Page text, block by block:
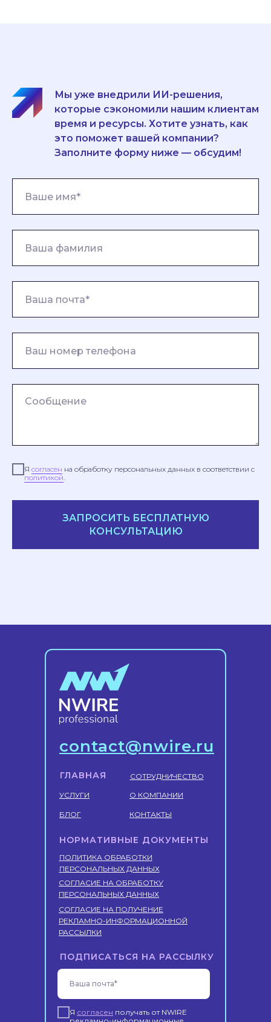
Мы уже внедрили ИИ-решения,
которые сэкономили нашим клиентам
время и ресурсы. Хотите узнать, как
это поможет вашей компании?
Заполните форму ниже — обсудим!
Я согласен на обработку персональных данных в соответствии с
политикой
ЗАПРОСИТЬ БЕСПЛАТНУЮ
КОНСУЛЬТАЦИЮ
contact@nwire.ru
ГЛАВНАЯ
УСЛУГИ
СОГЛАСИЕ НА ПОЛУЧЕНИЕ
РЕКЛАМНО-ИНФОРМАЦИОННОЙ
РАССЫЛКИ
СОГЛАСИЕ НА ОБРАБОТКУ
ПЕРСОНАЛЬНЫХ ДАННЫХ
ПОЛИТИКА ОБРАБОТКИ
ПЕРСОНАЛЬНЫХ ДАННЫХ
НОРМАТИВНЫЕ ДОКУМЕНТЫ
О КОМПАНИИ
КОНТАКТЫ
БЛОГ
СОТРУДНИЧЕСТВО
Ваша почта*
Я согласен получать от NWIRE
ПОДПИСАТЬСЯ НА РАССЫЛКУ